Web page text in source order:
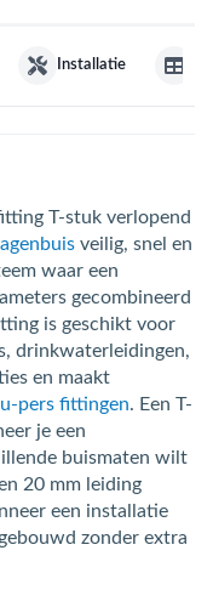
Installatie
T-stuk verlopend
veilig, snel en
waar een
gecombineerd
is geschikt voor
drinkwaterleidingen,
en maakt
pers fittingen. Een T-
je een
buismaten wilt
20 mm leiding
een installatie
zonder extra